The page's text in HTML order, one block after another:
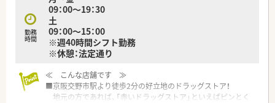
されている方
勤務
時間
09：00～19：30
土
09：00～15：00
※週40時間シフト勤務
※休憩：法定通り
≪ こんな店舗です ≫
■京阪交野市駅より徒歩2分の好立地のドラッグストア！
地元の方であれば、「赤いドラッグストア」といえばピンとく